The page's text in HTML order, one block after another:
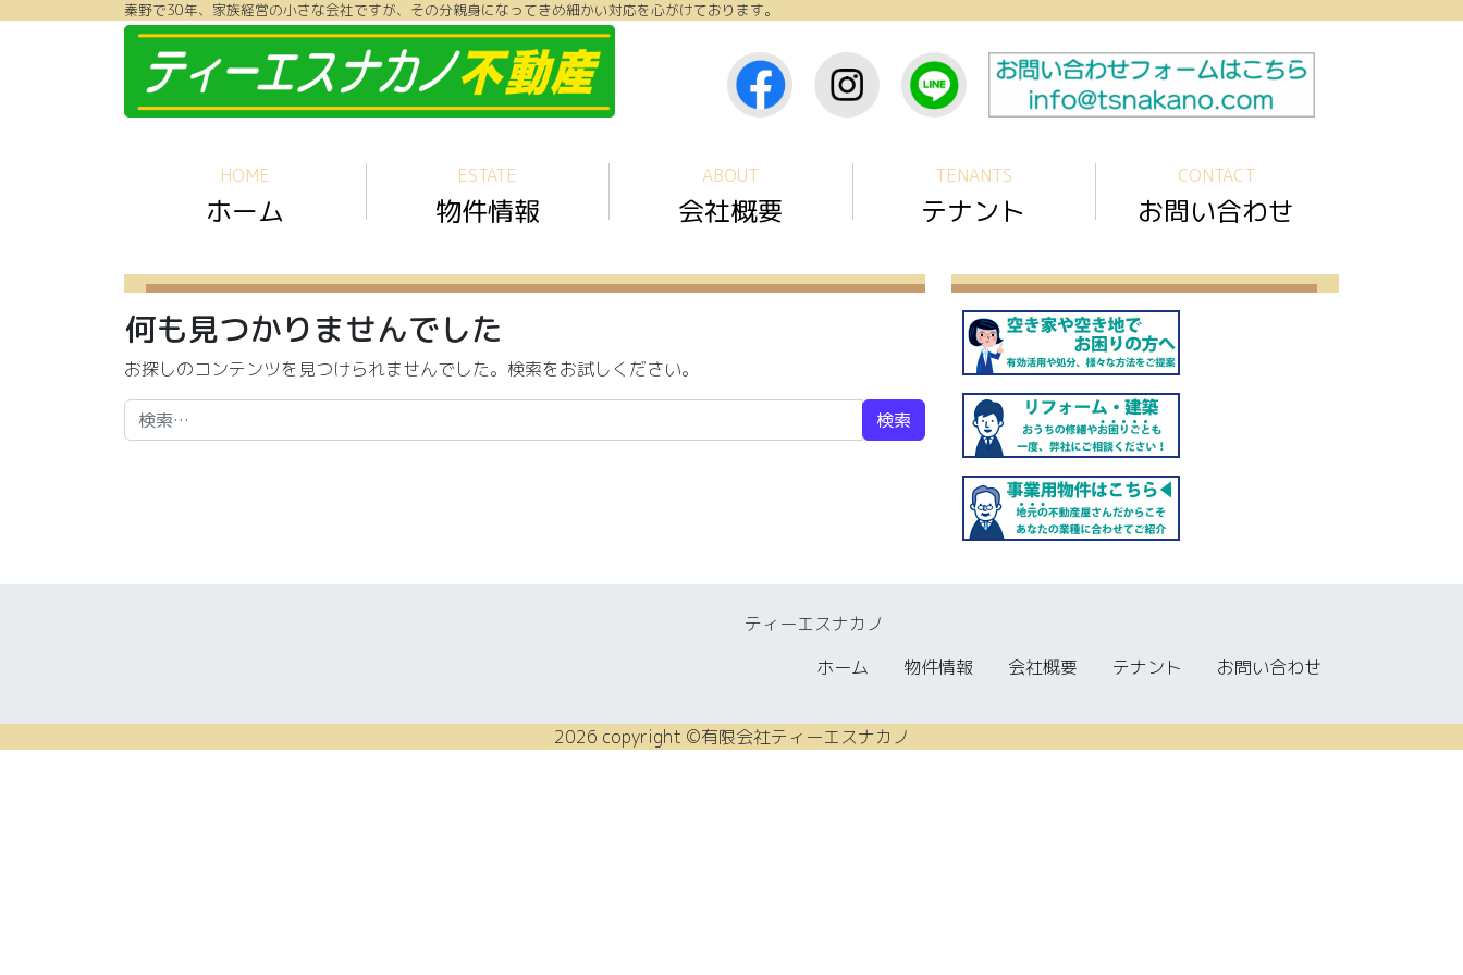
秦野で30年、家族経営の小さな会社ですが、その分親身になってきめ細かい対応を心がけております。
HOME
ホーム
ESTATE
物件情報
ABOUT
会社概要
TENANTS
テナント
CONTACT
お問い合わせ
何も見つかりませんでした
お探しのコンテンツを見つけられませんでした。検索をお試しください。
検索:
ティーエスナカノ
ホーム
物件情報 会社概要 テナント お問い合わせ
2026 copyright ©有限会社ティーエスナカノ